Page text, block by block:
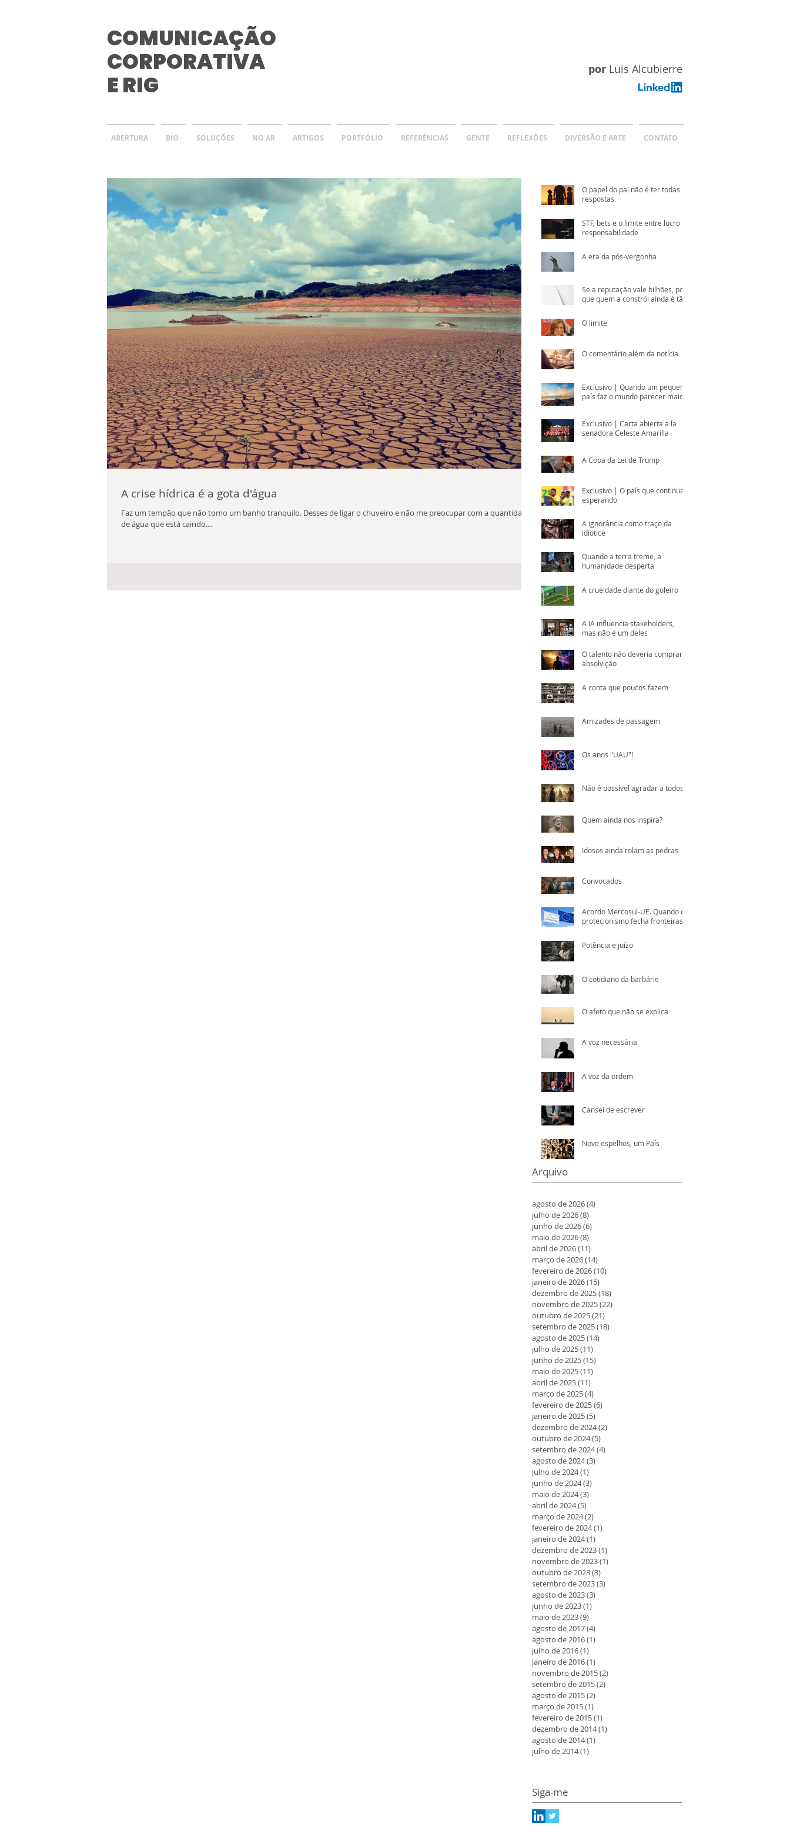
COMUNICAÇÃO
CORPORATIVA
E RIG
por Luis Alcubierre
ABERTURA BIO SOLUÇÕES NO AR ARTIGOS PORTFÓLIO REFERÊNCIAS GENTE REFLEXÕES DIVERSÃO E ARTE CONTATO
A crise hídrica é a gota d'água
Faz um tempão que não tomo um banho tranquilo. Desses de ligar o chuveiro e não me preocupar com a quantidade
de água que está caindo....
O papel do pai não é ter todas as
respostas
STF, bets e o limite entre lucro e
responsabilidade
A era da pós-vergonha
Se a reputação vale bilhões, por
que quem a constrói ainda é tão
O limite
O comentário além da notícia
Exclusivo | Quando um pequeno
país faz o mundo parecer maior
Exclusivo | Carta abierta a la
senadora Celeste Amarilla
A Copa da Lei de Trump
Exclusivo | O país que continua
esperando
A ignorância como traço da
idiotice
Quando a terra treme, a
humanidade desperta
A crueldade diante do goleiro
A IA influencia stakeholders,
mas não é um deles
O talento não deveria comprar
absolvição
A conta que poucos fazem
Amizades de passagem
Os anos "UAU"!
Não é possível agradar a todos
Quem ainda nos inspira?
Idosos ainda rolam as pedras
Convocados
Acordo Mercosul-UE. Quando o
protecionismo fecha fronteiras,
Potência e juízo
O cotidiano da barbárie
O afeto que não se explica
A voz necessária
A voz da ordem
Cansei de escrever
Nove espelhos, um País
Arquivo
agosto de 2026(4)
julho de 2026(8)
junho de 2026(6)
maio de 2026(8)
abril de 2026(11)
março de 2026(14)
fevereiro de 2026(10)
janeiro de 2026(15)
dezembro de 2025(18)
novembro de 2025(22)
outubro de 2025(21)
setembro de 2025(18)
agosto de 2025(14)
julho de 2025(11)
junho de 2025(15)
maio de 2025(11)
abril de 2025(11)
março de 2025(4)
fevereiro de 2025(6)
janeiro de 2025(5)
dezembro de 2024(2)
outubro de 2024(5)
setembro de 2024(4)
agosto de 2024(3)
julho de 2024(1)
junho de 2024(3)
maio de 2024(3)
abril de 2024(5)
março de 2024(2)
fevereiro de 2024(1)
janeiro de 2024(1)
dezembro de 2023(1)
novembro de 2023(1)
outubro de 2023(3)
setembro de 2023(3)
agosto de 2023(3)
junho de 2023(1)
maio de 2023(9)
agosto de 2017(4)
agosto de 2016(1)
julho de 2016(1)
janeiro de 2016(1)
novembro de 2015(2)
setembro de 2015(2)
agosto de 2015(2)
março de 2015(1)
fevereiro de 2015(1)
dezembro de 2014(1)
agosto de 2014(1)
julho de 2014(1)
Siga-me